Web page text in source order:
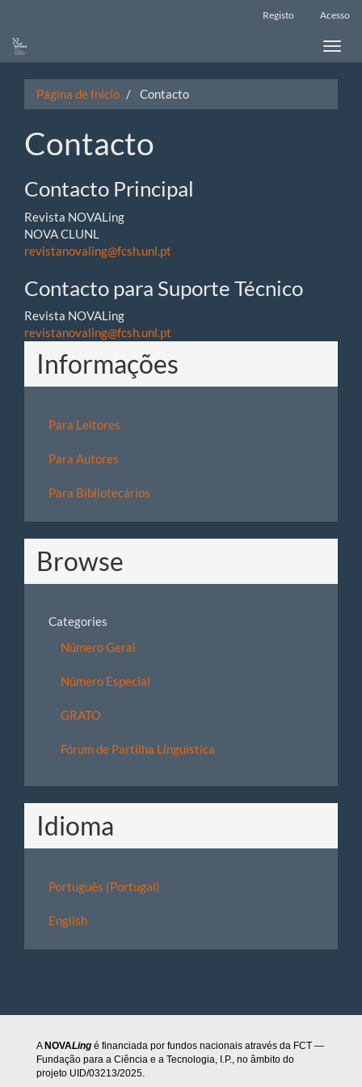
Registo Acesso
Toggle
Página de Início Contacto
Contacto
Contacto Principal
Revista NOVALing
NOVA CLUNL
revistanovaling@fcsh.unl.pt
Contacto para Suporte Técnico
Revista NOVALing
revistanovaling@fcsh.unl.pt
Informações
Para Leitores
Para Autores
Para Bibliotecários
Browse
Categories
Número Geral
Número Especial
GRATO
Fórum de Partilha Linguística
Idioma
Português (Portugal)
English
ANOVALing é financiada por fundos nacionais através da FCT —
Fundação para a Ciência e a Tecnologia, I.P., no âmbito do
projeto UID/03213/2025.